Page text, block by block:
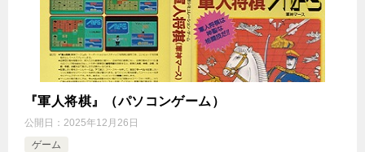
『軍人将棋』（パソコンゲーム）
公開日： 2025年12月26日
ゲーム